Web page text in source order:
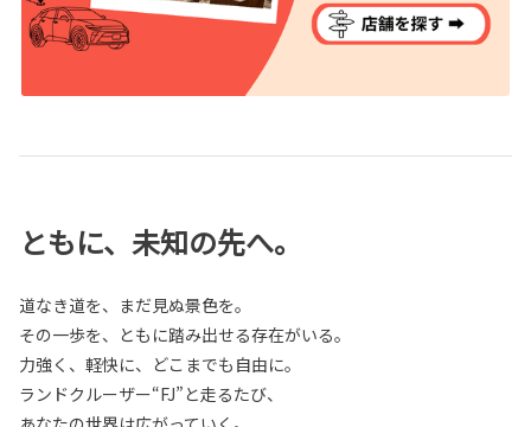
ともに、未知の先へ。
道なき道を、まだ見ぬ景色を。
その一歩を、ともに踏み出せる存在がいる。
力強く、軽快に、どこまでも自由に。
ランドクルーザー“FJ”と走るたび、